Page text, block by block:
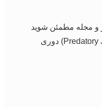
و مجله مطمئن شوید
و از مجلات جعلی (Predatory Journals) دوری